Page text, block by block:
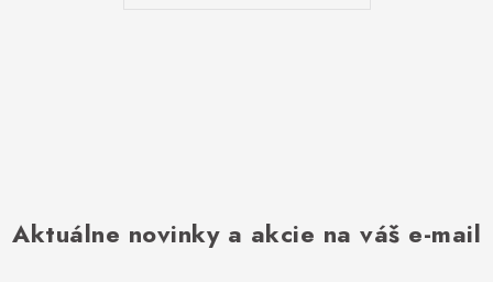
Aktuálne novinky a akcie na váš e-mail